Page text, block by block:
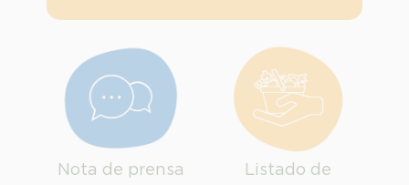
Nota de prensa
Listado de